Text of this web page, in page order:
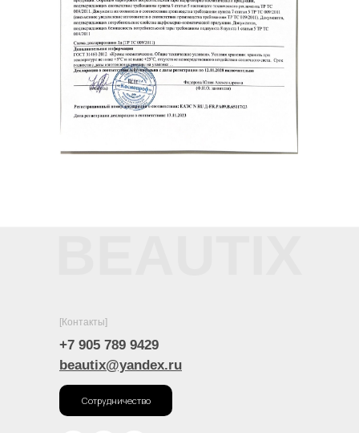
[Контакты]
+7 905 789 9429
beautix@yandex.ru
Сотрудничество